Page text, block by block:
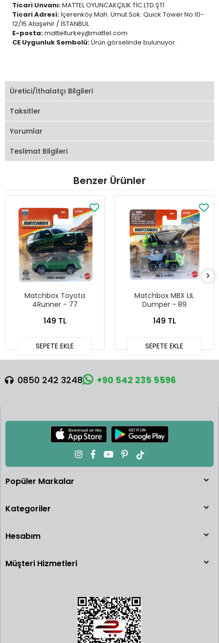
Ticari Unvanı:MATTEL OYUNCAKÇILIK TİC.LTD.ŞTİ
Ticari Adresi: İçerenköy Mah. Umut Sok. Quick Tower No:10-
12/15 Ataşehir / İSTANBUL
E-posta:mattelturkey@mattel.com
CE Uygunluk Sembolü:Ürün görselinde bulunuyor.
Üretici/İthalatçı Bilgileri
Taksitler
Yorumlar
Teslimat Bilgileri
Benzer Ürünler
Matchbox Toyota
4Runner - 77
149 TL
SEPETE EKLE
Matchbox MBX LIL
Dumper - 89
149 TL
SEPETE EKLE
0850 242 3248 +90 542 235 5596
Popüler Markalar
Kategoriler
Hesabım
Müşteri Hizmetleri